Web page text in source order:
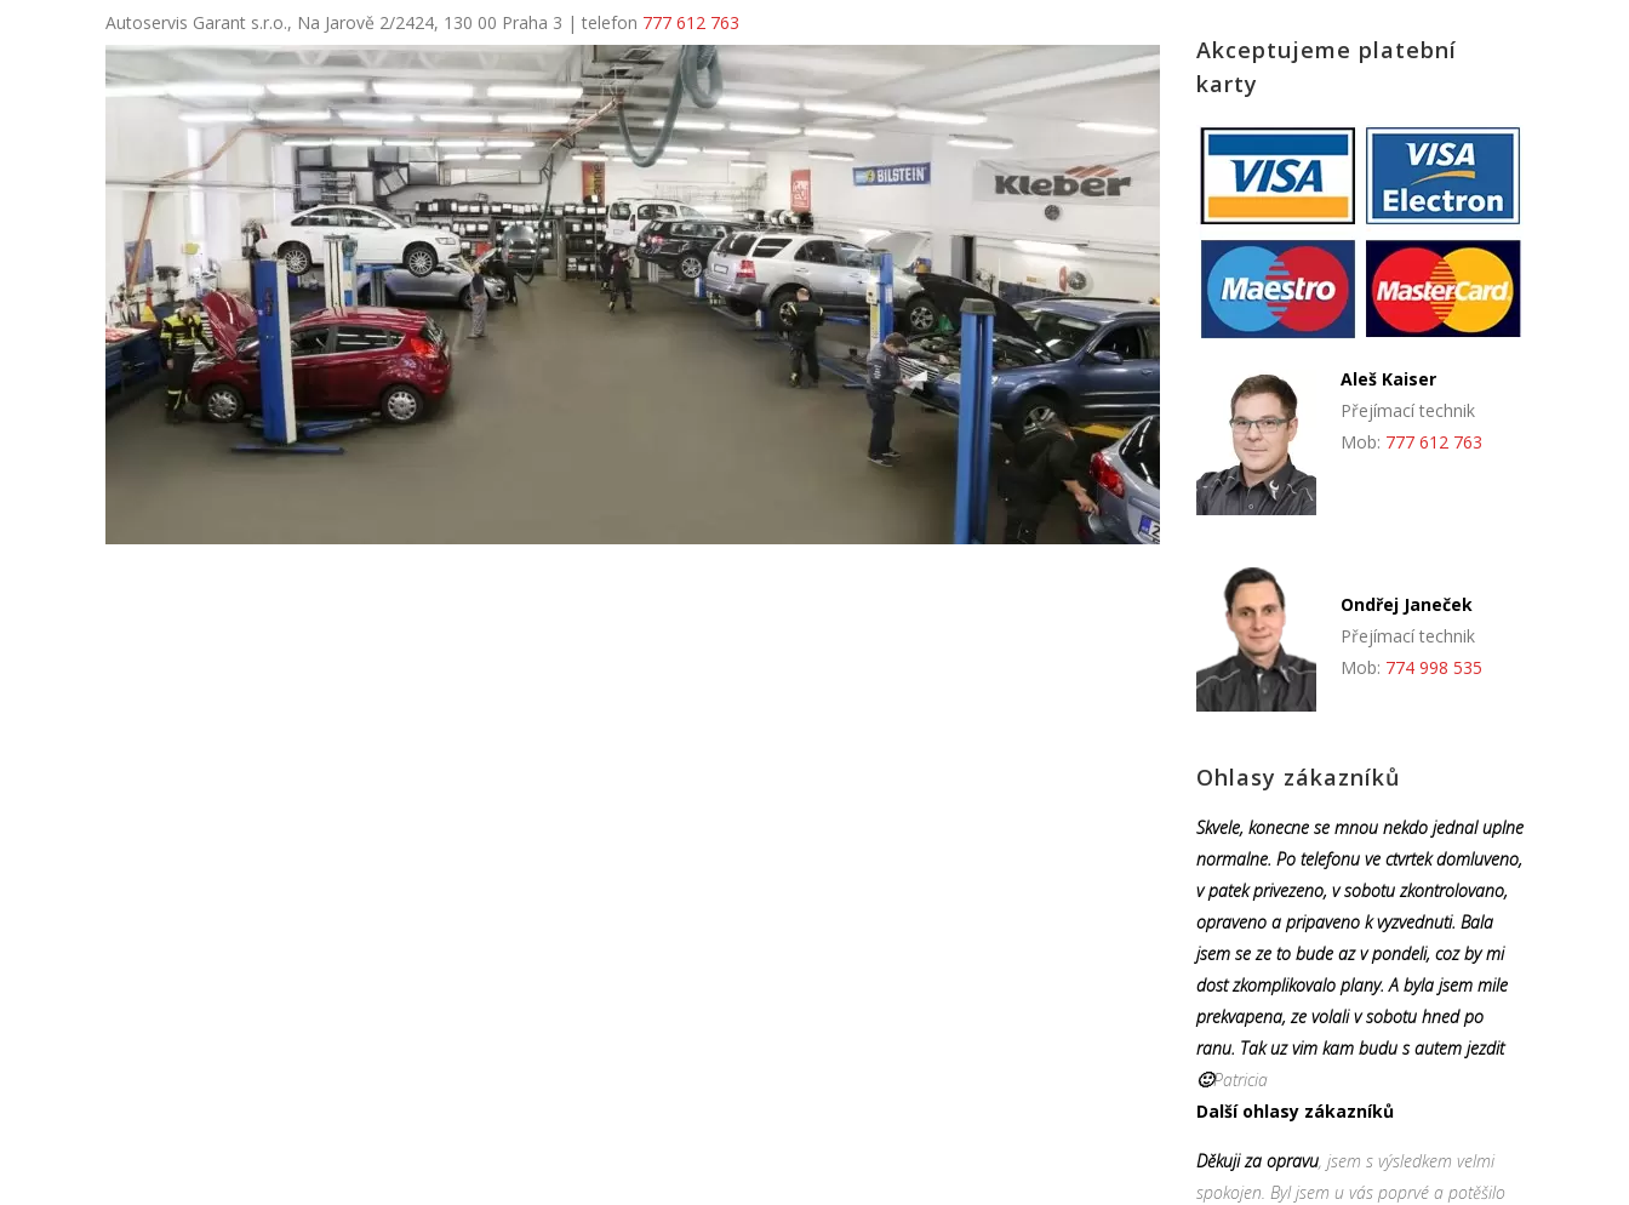
Autoservis Garant s.r.o., Na Jarově 2/2424, 130 00 Praha 3 | telefon 777 612 763
Akceptujeme platební
karty
Aleš Kaiser
Přejímací technik
Mob: 777 612 763
Ondřej Janeček
Přejímací technik
Mob: 774 998 535
Ohlasy zákazníků
Skvele, konecne se mnou nekdo jednal uplne
normalne. Po telefonu ve ctvrtek domluveno,
v patek privezeno, v sobotu zkontrolovano,
opraveno a pripaveno k vyzvednuti. Bala
jsem se ze to bude az v pondeli, coz by mi
dost zkomplikovalo plany. A byla jsem mile
prekvapena, ze volali v sobotu hned po
ranu. Tak uz vim kam budu s autem jezdit
🙂Patricia
Další ohlasy zákazníků
Děkuji za opravu, jsem s výsledkem velmi
spokojen. Byl jsem u vás poprvé a potěšilo